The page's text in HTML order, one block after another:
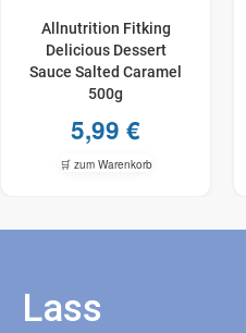
Allnutrition Fitking
Delicious Dessert
Sauce Salted Caramel
500g
5,99 €
🛒 zum Warenkorb
Lass